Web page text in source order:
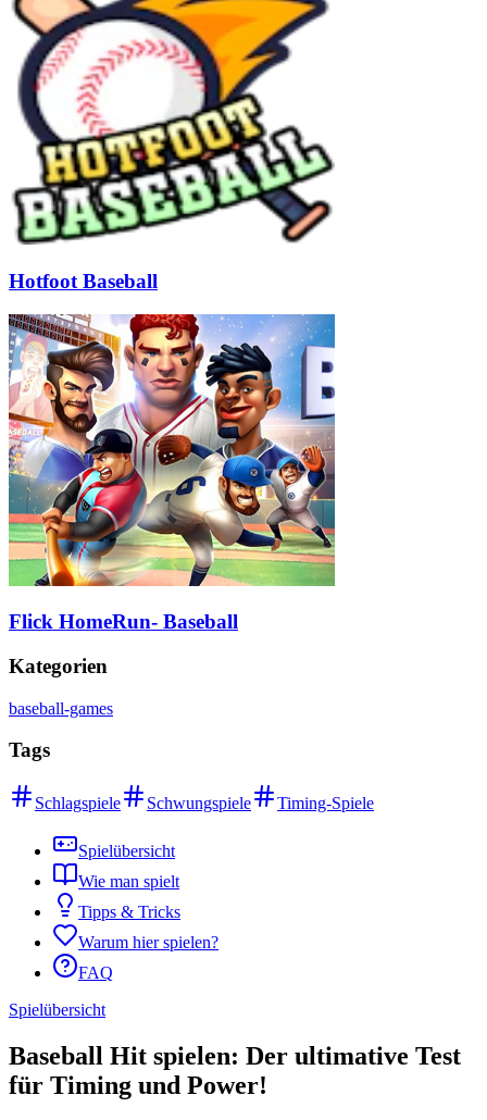
Hotfoot Baseball
Flick HomeRun- Baseball
Kategorien
baseball-games
Tags
Schlagspiele Schwungspiele Timing-Spiele
Spielübersicht
Wie man spielt
Tipps & Tricks
Warum hier spielen?
FAQ
Spielübersicht
Baseball Hit spielen: Der ultimative Test
für Timing und Power!